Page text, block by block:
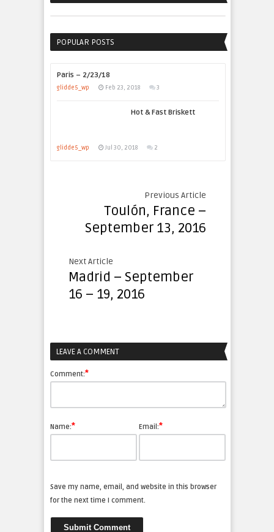
POPULAR POSTS
Paris – 2/23/18
glidde5_wp Feb 23, 2018 3
Hot & Fast Briskett
glidde5_wp Jul 30, 2018 2
Previous Article
Toulón, France –
September 13, 2016
Next Article
Madrid – September
16 – 19, 2016
LEAVE A COMMENT
Comment:*
Name:* Email:*
Save my name, email, and website in this browser
for the next time I comment.